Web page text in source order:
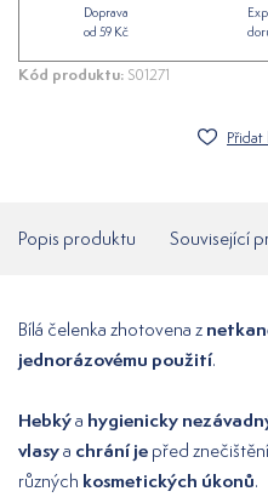
Doprava
od 59 Kč
Kód produktu: S01271
Popis produktu Související
Bílá čelenka zhotovena z
jednorázovému použití.
Hebkýa hygienicky
vlasya chrání je před
různých kosmetických úkonů.